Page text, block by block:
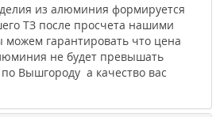
из алюминия формируется
ТЗ после просчета нашими
гарантировать что цена
не будет превышать
Вышгороду а качество вас